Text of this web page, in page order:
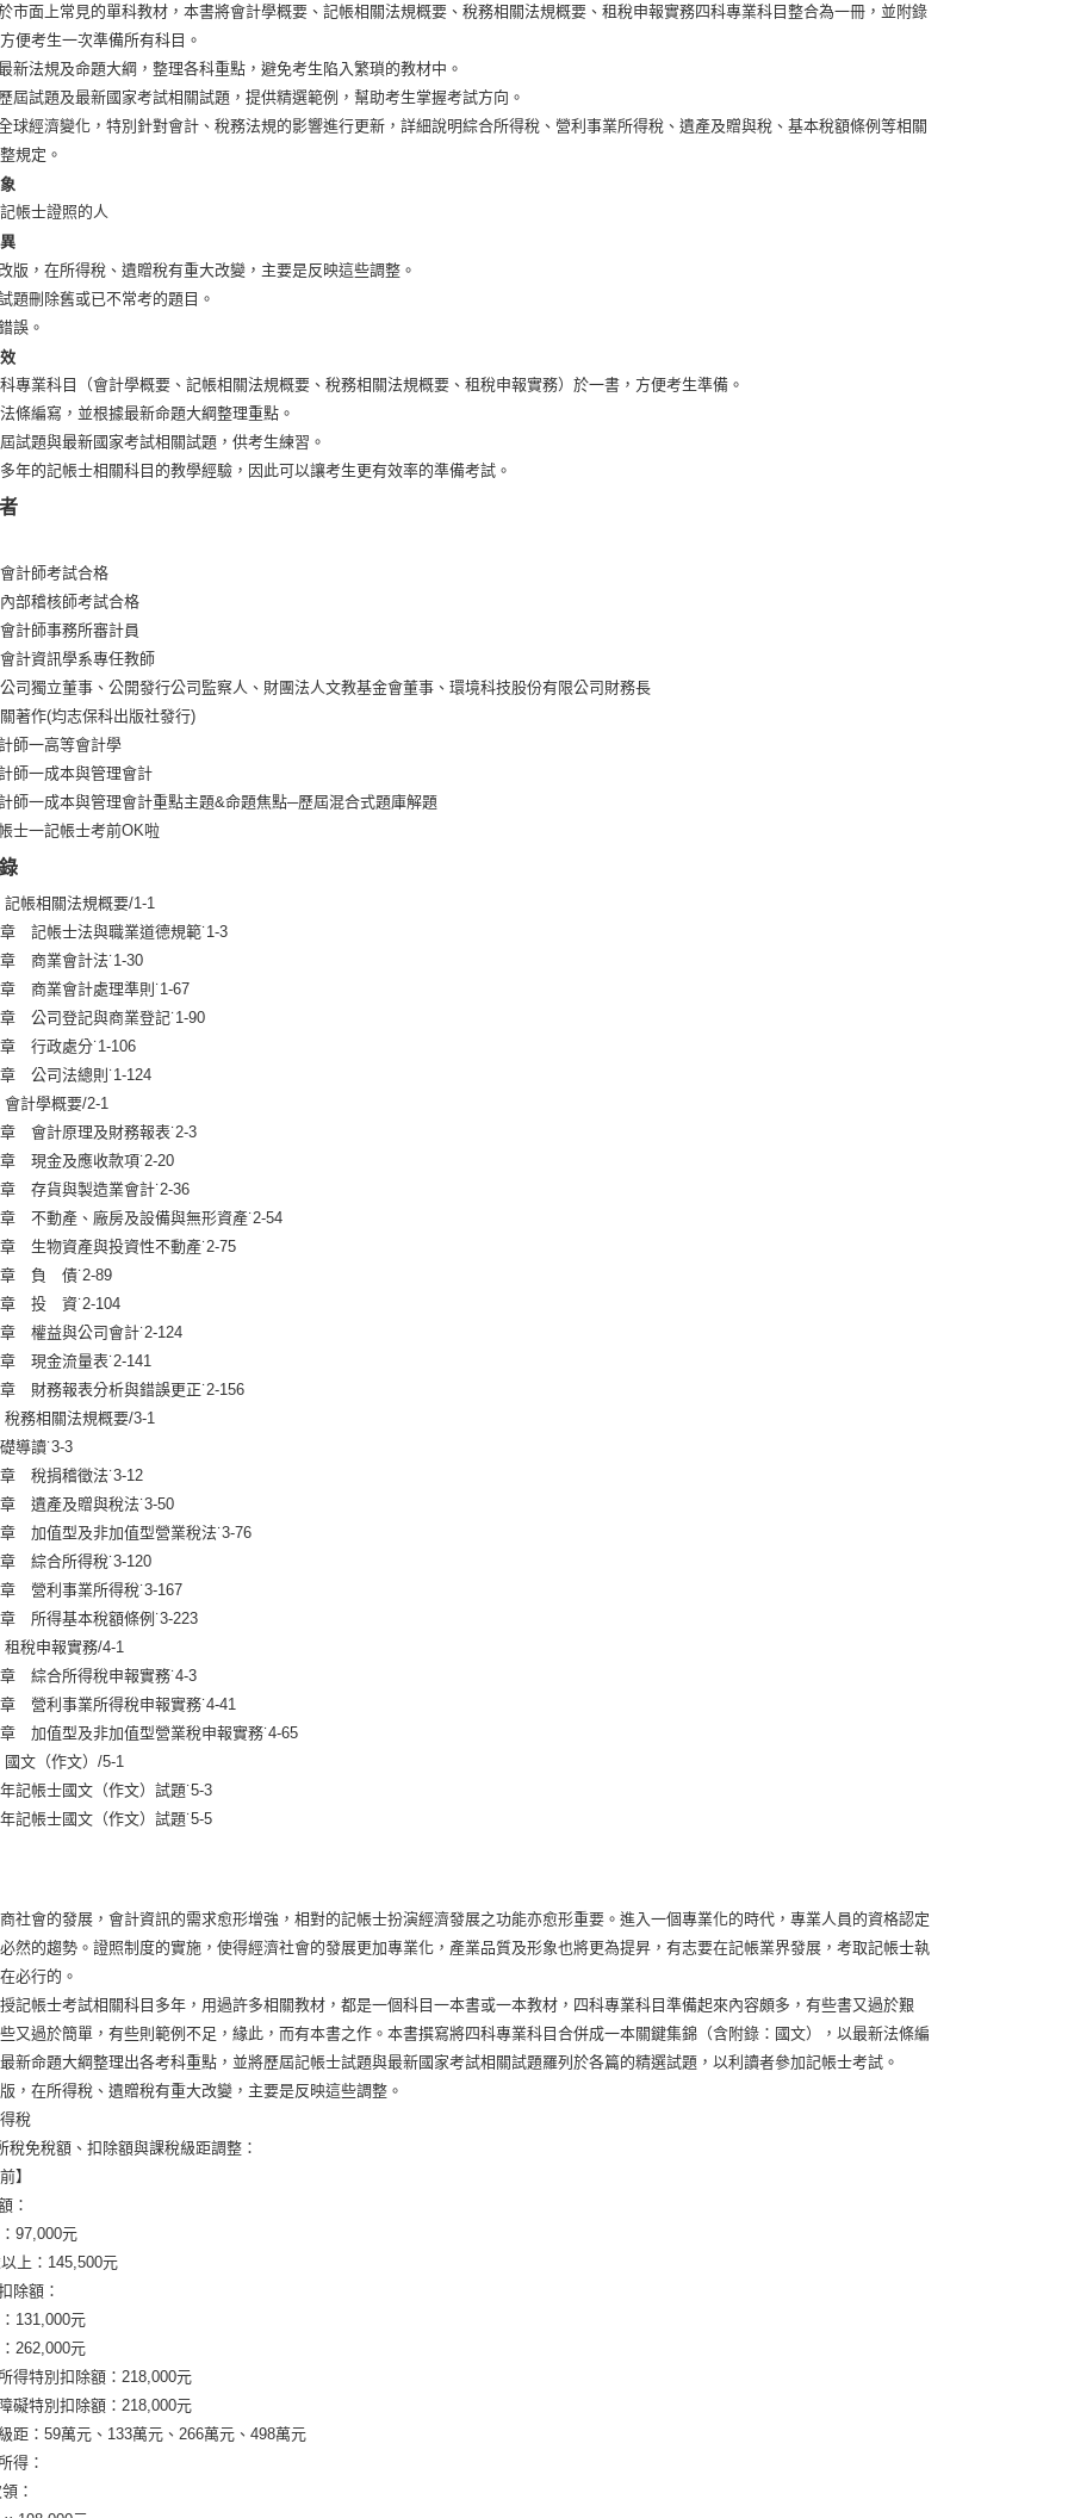
市面上常見的單科教材，本書將會計學概要、記帳相關法規概要、稅務相關法規概要、租稅申報實務四科專業科目整合為一冊，並附錄
便考生一次準備所有科目。
新法規及命題大綱，整理各科重點，避免考生陷入繁瑣的教材中。
屆試題及最新國家考試相關試題，提供精選範例，幫助考生掌握考試方向。
球經濟變化，特別針對會計、稅務法規的影響進行更新，詳細說明綜合所得稅、營利事業所得稅、遺產及贈與稅、基本稅額條例等相關
規定。
帳士證照的人
版，在所得稅、遺贈稅有重大改變，主要是反映這些調整。
題刪除舊或已不常考的題目。
誤。
專業科目（會計學概要、記帳相關法規概要、稅務相關法規概要、租稅申報實務）於一書，方便考生準備。
條編寫，並根據最新命題大綱整理重點。
試題與最新國家考試相關試題，供考生練習。
年的記帳士相關科目的教學經驗，因此可以讓考生更有效率的準備考試。
計師考試合格
部稽核師考試合格
計師事務所審計員
計資訊學系專任教師
司獨立董事、公開發行公司監察人、財團法人文教基金會董事、環境科技股份有限公司財務長
著作(均志保科出版社發行)
一高等會計學
一成本與管理會計
一成本與管理會計重點主題&命題焦點─歷屆混合式題庫解題
一記帳士考前OK啦
記帳相關法規概要/1-1
記帳士法與職業道德規範˙1-3
商業會計法˙1-30
商業會計處理準則˙1-67
公司登記與商業登記˙1-90
行政處分˙1-106
公司法總則˙1-124
計學概要/2-1
會計原理及財務報表˙2-3
現金及應收款項˙2-20
存貨與製造業會計˙2-36
不動產、廠房及設備與無形資產˙2-54
生物資產與投資性不動產˙2-75
負 債˙2-89
投 資˙2-104
權益與公司會計˙2-124
現金流量表˙2-141
財務報表分析與錯誤更正˙2-156
稅務相關法規概要/3-1
導讀˙3-3
稅捐稽徵法˙3-12
遺產及贈與稅法˙3-50
加值型及非加值型營業稅法˙3-76
綜合所得稅˙3-120
營利事業所得稅˙3-167
所得基本稅額條例˙3-223
租稅申報實務/4-1
綜合所得稅申報實務˙4-3
營利事業所得稅申報實務˙4-41
加值型及非加值型營業稅申報實務˙4-65
文（作文）/5-1
記帳士國文（作文）試題˙5-3
記帳士國文（作文）試題˙5-5
社會的發展，會計資訊的需求愈形增強，相對的記帳士扮演經濟發展之功能亦愈形重要。進入一個專業化的時代，專業人員的資格認定
然的趨勢。證照制度的實施，使得經濟社會的發展更加專業化，產業品質及形象也將更為提昇，有志要在記帳業界發展，考取記帳士執
必行的。
記帳士考試相關科目多年，用過許多相關教材，都是一個科目一本書或一本教材，四科專業科目準備起來內容頗多，有些書又過於艱
又過於簡單，有些則範例不足，緣此，而有本書之作。本書撰寫將四科專業科目合併成一本關鍵集錦（含附錄：國文），以最新法條編
新命題大綱整理出各考科重點，並將歷屆記帳士試題與最新國家考試相關試題羅列於各篇的精選試題，以利讀者參加記帳士考試。
，在所得稅、遺贈稅有重大改變，主要是反映這些調整。
稅
稅免稅額、扣除額與課稅級距調整：
】
：
97,000元
上：145,500元
除額：
131,000元
262,000元
得特別扣除額：218,000元
礙特別扣除額：218,000元
距：59萬元、133萬元、266萬元、498萬元
得：
：